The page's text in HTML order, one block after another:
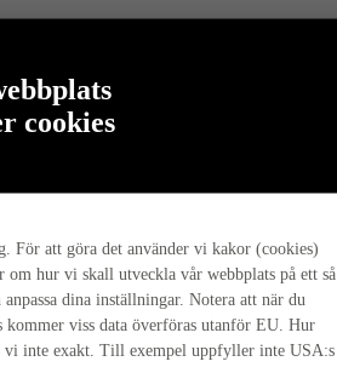
cookies
För att göra det använder vi kakor (cookies)
om hur vi skall utveckla vår webbplats på ett så
dina inställningar. Notera att när du
kommer viss data överföras utanför EU. Hur
vi inte exakt. Till exempel uppfyller inte USA:s
och hur hela husresan går till hos oss.